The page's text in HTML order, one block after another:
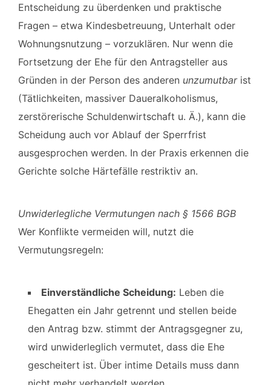
Entscheidung zu überdenken und praktische
Fragen – etwa Kindesbetreuung, Unterhalt oder
Wohnungsnutzung – vorzuklären. Nur wenn die
Fortsetzung der Ehe für den Antragsteller aus
Gründen in der Person des anderen unzumutbarist
(Tätlichkeiten, massiver Daueralkoholismus,
zerstörerische Schuldenwirtschaft u. Ä.), kann die
Scheidung auch vor Ablauf der Sperrfrist
ausgesprochen werden. In der Praxis erkennen die
Gerichte solche Härtefälle restriktiv an.
Unwiderlegliche Vermutungen nach § 1566 BGB
Wer Konflikte vermeiden will, nutzt die
Vermutungsregeln:
Einverständliche Scheidung: Leben die
Ehegatten ein Jahr getrennt und stellen beide
den Antrag bzw. stimmt der Antragsgegner zu,
wird unwiderleglich vermutet, dass die Ehe
gescheitert ist. Über intime Details muss dann